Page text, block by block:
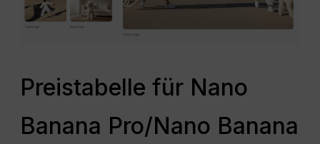
Preistabelle für Nano
Banana Pro/Nano Banana